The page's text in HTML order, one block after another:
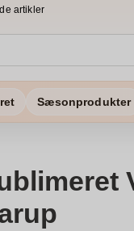
artikler
Sæsonprodukter